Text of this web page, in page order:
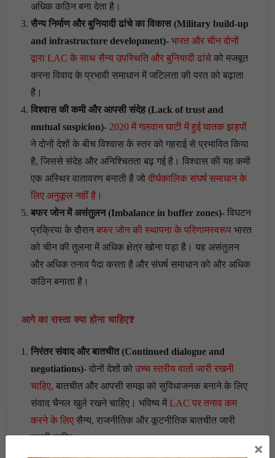
अधिक कठिन बना देता है।
सैन्य निर्माण और बुनियादी ढांचे का विकास (Military build-up
and infrastructure development)- भारत और चीन दोनों
द्वारा LAC के साथ सैन्य उपस्थिति और बुनियादी ढांचे को मजबूत
करना विवाद के प्रभावी समाधान में जटिलता की परत को बढ़ाता
है।
विश्वास की कमी और आपसी संदेह (Lack of trust and
mutual suspicion)- 2020 में गलवान घाटी में हुई घातक झड़पों
ने दोनों देशों के बीच विश्वास के स्तर को गहराई से प्रभावित किया
है, जिससे संदेह और अनिश्चितता बढ़ गई है। विश्वास की यह कमी
एक अस्थिर वातावरण बनाती है जो दीर्घकालिक संघर्ष समाधान के
लिए अनुकूल नहीं है।
बफर जोन में असंतुलन (Imbalance in buffer zones)- विघटन
प्रक्रिया के दौरान बफर जोन की स्थापना के परिणामस्वरूप भारत
को चीन की तुलना में अधिक क्षेत्र खोना पड़ा है। यह असंतुलन
और अधिक तनाव पैदा करता है और संघर्ष समाधान को और अधिक
कठिन बनाता है।
आगे का रास्ता क्या होना चाहिए?
निरंतर संवाद और बातचीत (Continued dialogue and
negotiations)- दोनों देशों को उच्च स्तरीय वार्ता जारी रखनी
चाहिए, बातचीत और आपसी समझ को सुविधाजनक बनाने के लिए
संवाद चैनल खुले रखने चाहिए। भविष्य मेंLAC पर तनाव कम
करने के लिए सैन्य, राजनीतिक और कूटनीतिक बातचीत जारी
रखनी चाहिए।
×